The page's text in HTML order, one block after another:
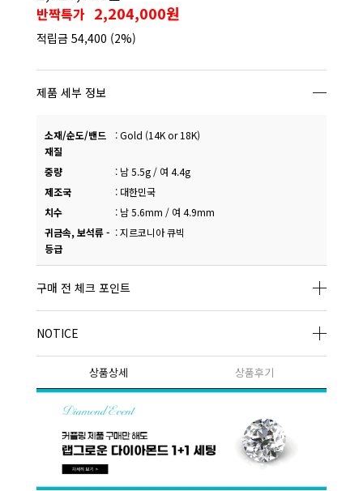
반짝특가 2,204,000원
적립금 54,400 (2%)
제품 세부 정보
소재/순도/밴드
재질
:Gold (14K or 18K)
중량 : 남 5.5g / 여 4.4g
제조국
: 대한민국
치수
: 남 5.6mm / 여 4.9mm
귀금속, 보석류 -
등급
:지르코니아 큐빅
구매 전 체크 포인트
NOTICE
상품상세 상품후기